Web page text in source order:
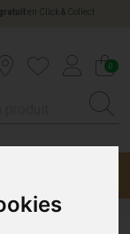
en Click & Collect
0